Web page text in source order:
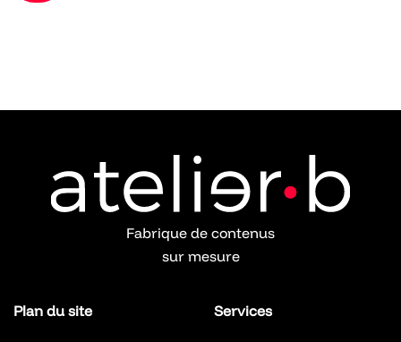
Fabrique de contenus
sur mesure
Plan du site Services